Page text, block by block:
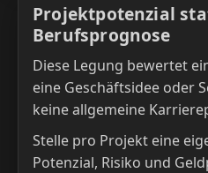
Projektpotenzial
Berufsprognose
Diese Legung bewertet
eine Geschäftsidee oder
keine allgemeine
Stelle pro Projekt eine
Potenzial, Risiko und